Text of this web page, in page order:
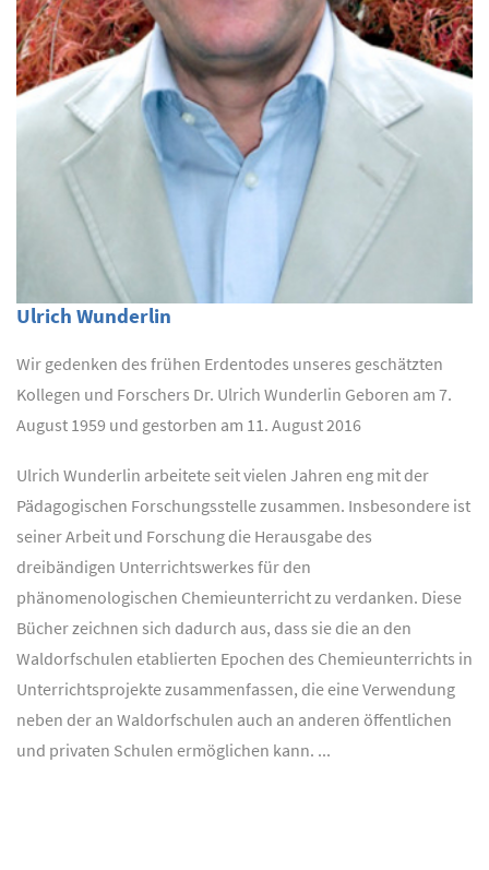
Ulrich Wunderlin
Wir gedenken des frühen Erdentodes unseres geschätzten
Kollegen und Forschers Dr. Ulrich Wunderlin Geboren am 7.
August 1959 und gestorben am 11. August 2016
Ulrich Wunderlin arbeitete seit vielen Jahren eng mit der
Pädagogischen Forschungsstelle zusammen. Insbesondere ist
seiner Arbeit und Forschung die Herausgabe des
dreibändigen Unterrichtswerkes für den
phänomenologischen Chemieunterricht zu verdanken. Diese
Bücher zeichnen sich dadurch aus, dass sie die an den
Waldorfschulen etablierten Epochen des Chemieunterrichts in
Unterrichtsprojekte zusammenfassen, die eine Verwendung
neben der an Waldorfschulen auch an anderen öffentlichen
und privaten Schulen ermöglichen kann. ...